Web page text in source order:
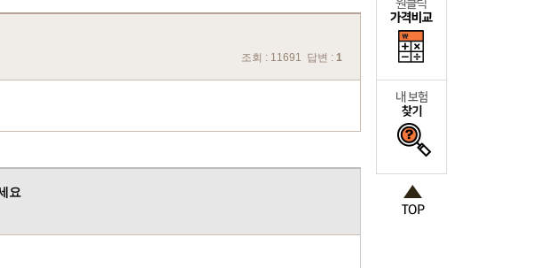
조회 : 11691 답변 : 1
요